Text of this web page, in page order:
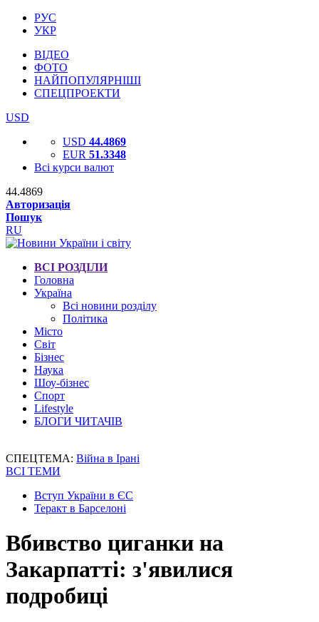
РУС
УКР
ВІДЕО
ФОТО
НАЙПОПУЛЯРНІШІ
СПЕЦПРОЕКТИ
USD
USD 44.4869
EUR 51.3348
Всі курси валют
44.4869
Авторизація
Пошук
RU
ВСІ РОЗДІЛИ
Головна
Україна
Всі новини розділу
Політика
Місто
Світ
Бізнес
Наука
Шоу-бізнес
Спорт
Lifestyle
БЛОГИ ЧИТАЧІВ
СПЕЦТЕМА: Війна в Ірані
ВСІ ТЕМИ
Вступ України в ЄС
Теракт в Барселоні
Вбивство циганки на
Закарпатті: з'явилися
подробиці